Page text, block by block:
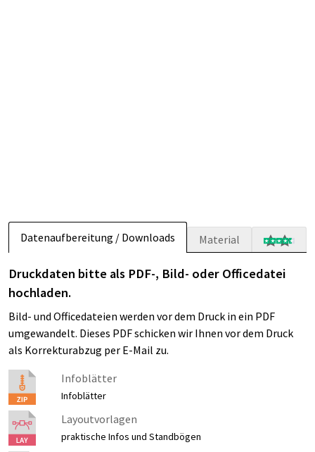
Datenaufbereitung / Downloads Material
Druckdaten bitte als PDF-, Bild- oder Officedatei
hochladen.
Bild- und Officedateien werden vor dem Druck in ein PDF
umgewandelt. Dieses PDF schicken wir Ihnen vor dem Druck
als Korrekturabzug per E-Mail zu.
Infoblätter
Infoblätter
Layoutvorlagen
praktische Infos und Standbögen